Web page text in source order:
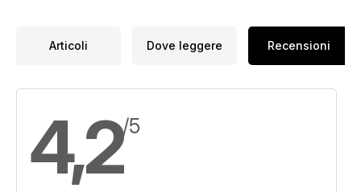
Articoli Dove leggere Recensioni
4,2/5